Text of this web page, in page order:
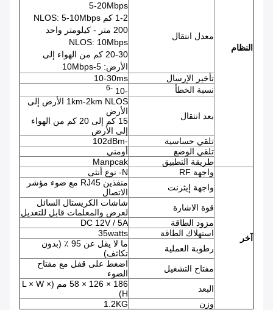
النظام
معدل انتقال
5-20Mbps
1-2 كم NLOS: 5-10Mbps
200 متر - كيلومتر واحد
NLOS: 10Mbps
20-30 كم من الهواء إلى
الأرض: 5-10Mbps
تأخير الإرسال
10-30ms
نسبة الخطأ
-10
-6
بعد انتقال
1km-2km NLOS الأرض إلى
الأرض
15 كم إلى 20 كم من الهواء
إلى الأرض
تلقي حساسية
-102dBm
تلقي الوضع
أومني
طريقة التطبيق
Manpcak
آخر
واجهة RF
N- نوع أنثى
واجهة إيثرنت
منفذين RJ45 مع ضوء مؤشر
الاتصال
قوة الاشارة
شاشات الكريستال السائل
لعرض والمعلمات قابل للتعديل
مزود الطاقة
DC 12V / 5A
استهلاك الطاقة
35watts
رطوبة العملية
ما لا يقل عن 95 ٪ (بدون
تكاثف)
مفتاح التشغيل
اضغط على قفل مع مفتاح
الضوء
البعد
186 × 126 × 58 مم (L × W ×
H)
وزن
1.2KG